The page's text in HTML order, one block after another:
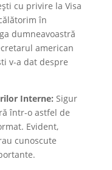
cu privire la Visa
în
dumneavoastră
american
v-a dat despre
Interne: Sigur
într-o astfel de
Evident,
cunoscute